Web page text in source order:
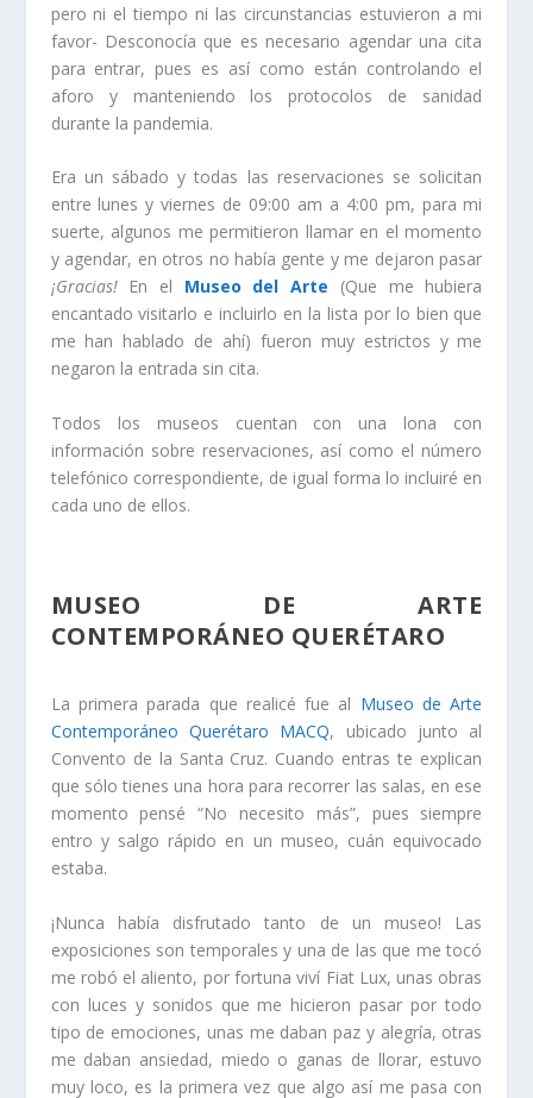
pero ni el tiempo ni las circunstancias estuvieron a mi
favor- Desconocía que es necesario agendar una cita
para entrar, pues es así como están controlando el
aforo y manteniendo los protocolos de sanidad
durante la pandemia.
Era un sábado y todas las reservaciones se solicitan
entre lunes y viernes de 09:00 am a 4:00 pm, para mi
suerte, algunos me permitieron llamar en el momento
y agendar, en otros no había gente y me dejaron pasar
¡Gracias! En el Museo del Arte (Que me hubiera
encantado visitarlo e incluirlo en la lista por lo bien que
me han hablado de ahí) fueron muy estrictos y me
negaron la entrada sin cita.
Todos los museos cuentan con una lona con
información sobre reservaciones, así como el número
telefónico correspondiente, de igual forma lo incluiré en
cada uno de ellos.
MUSEO DE ARTE
CONTEMPORÁNEO QUERÉTARO
La primera parada que realicé fue al Museo de Arte
Contemporáneo Querétaro MACQ, ubicado junto al
Convento de la Santa Cruz. Cuando entras te explican
que sólo tienes una hora para recorrer las salas, en ese
momento pensé “No necesito más”, pues siempre
entro y salgo rápido en un museo, cuán equivocado
estaba.
¡Nunca había disfrutado tanto de un museo! Las
exposiciones son temporales y una de las que me tocó
me robó el aliento, por fortuna viví Fiat Lux, unas obras
con luces y sonidos que me hicieron pasar por todo
tipo de emociones, unas me daban paz y alegría, otras
me daban ansiedad, miedo o ganas de llorar, estuvo
muy loco, es la primera vez que algo así me pasa con